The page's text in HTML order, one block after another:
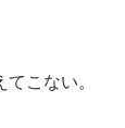
こない。